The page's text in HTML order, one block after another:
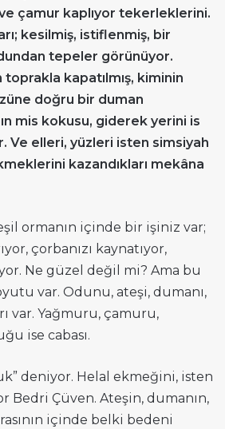
çamur kaplıyor tekerleklerini.
kesilmiş, istiflenmiş, bir
tepeler görünüyor.
toprakla kapatılmış, kiminin
doğru bir duman
mis kokusu, giderek yerini is
Ve elleri, yüzleri isten simsiyah
kazandıkları mekâna
ormanın içinde bir işiniz var;
çorbanızı kaynatıyor,
Ne güzel değil mi? Ama bu
var. Odunu, ateşi, dumanı,
var. Yağmuru, çamuru,
ise cabası.
deniyor. Helal ekmeğini, isten
Bedri Çüven. Ateşin, dumanın,
içinde belki bedeni